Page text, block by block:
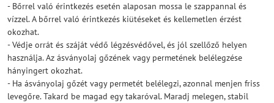
- Bőrrel való érintkezés esetén alaposan mossa le szappannal és
vízzel. A bőrrel való érintkezés kiütéseket és kellemetlen érzést
okozhat.
- Védje orrát és száját védő légzésvédővel, és jól szellőző helyen
használja. Az ásványolaj gőzének vagy permetének belélegzése
hányingert okozhat.
- Ha ásványolaj gőzét vagy permetét belélegzi, azonnal menjen friss
levegőre. Takard be magad egy takaróval. Maradj melegen, stabil